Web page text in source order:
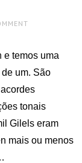
e temos uma
um. São
tonais
Gilels eram
mais ou menos